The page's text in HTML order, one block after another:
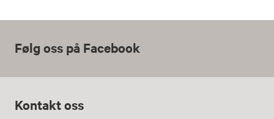
Følg oss på Facebook
Kontakt oss